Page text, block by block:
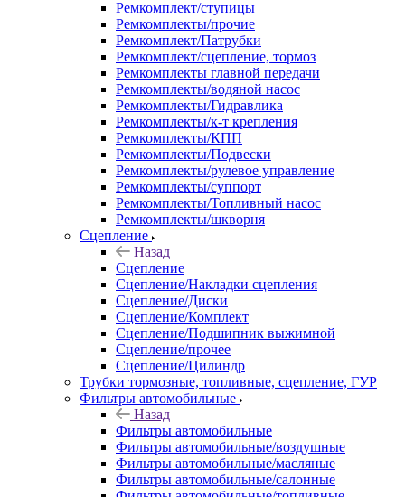
Ремкомплект/ступицы
Ремкомплекты/прочие
Ремкомплект/Патрубки
Ремкомплект/сцепление, тормоз
Ремкомплекты главной передачи
Ремкомплекты/водяной насос
Ремкомплекты/Гидравлика
Ремкомплекты/к-т крепления
Ремкомплекты/КПП
Ремкомплекты/Подвески
Ремкомплекты/рулевое управление
Ремкомплекты/суппорт
Ремкомплекты/Топливный насос
Ремкомплекты/шкворня
Сцепление
Назад
Сцепление
Сцепление/Накладки сцепления
Сцепление/Диски
Сцепление/Комплект
Сцепление/Подшипник выжимной
Сцепление/прочее
Сцепление/Цилиндр
Трубки тормозные, топливные, сцепление, ГУР
Фильтры автомобильные
Назад
Фильтры автомобильные
Фильтры автомобильные/воздушные
Фильтры автомобильные/масляные
Фильтры автомобильные/салонные